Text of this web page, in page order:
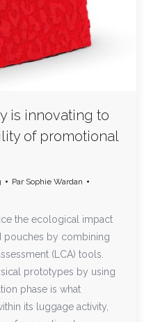
is innovating to
of promotional
Par Sophie Wardan
the ecological impact
pouches by combining
(LCA) tools.
prototypes by using
phase is what
its luggage activity,